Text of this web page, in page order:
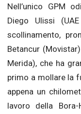
Nell’unico GPM
Diego Ulissi
scollinamento,
Betancur
Merida), che ha
primo a mollare la
appena un
lavoro della